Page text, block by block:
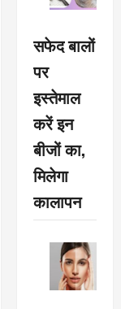
सफेद बालों
पर
इस्तेमाल
करें इन
बीजों का,
मिलेगा
कालापन